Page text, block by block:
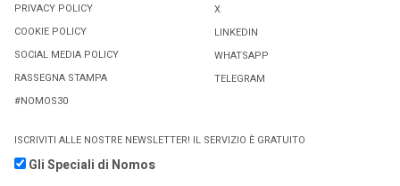
PRIVACY POLICY
COOKIE POLICY
SOCIAL MEDIA POLICY
RASSEGNA STAMPA
#NOMOS30
X
LINKEDIN
WHATSAPP
TELEGRAM
ISCRIVITI ALLE NOSTRE NEWSLETTER! IL SERVIZIO È GRATUITO
Gli Speciali di Nomos